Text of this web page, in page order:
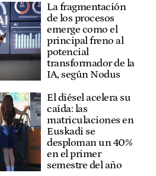
La fragmentación
de los procesos
emerge como el
principal freno al
potencial
transformador de la
IA, según Nodus
El diésel acelera su
caída: las
matriculaciones en
Euskadi se
desploman un 40%
en el primer
semestre del año